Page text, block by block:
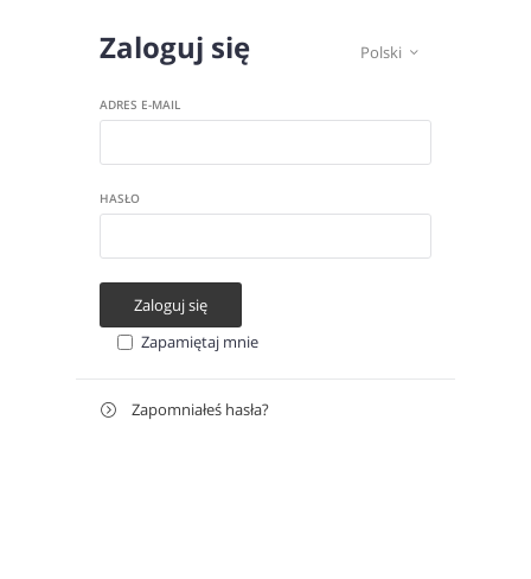
Polski 
Zaloguj się
ADRES E-MAIL
HASŁO
Zaloguj się
Zapamiętaj mnie
 Zapomniałeś hasła?